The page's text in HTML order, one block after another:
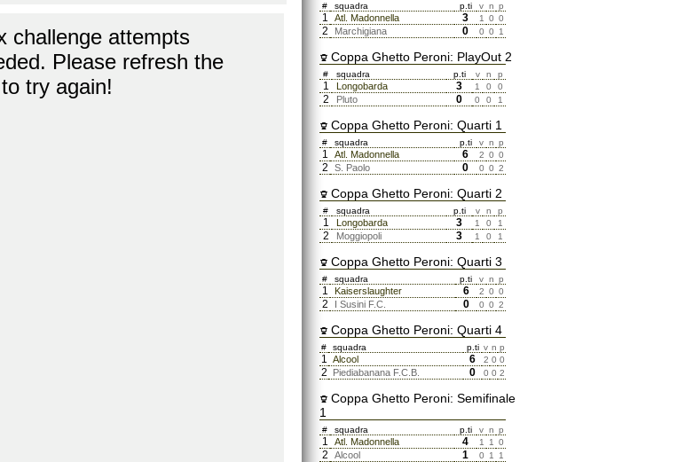
# squadra p.ti v n p
1 Atl. Madonnella 3 1 0 0
2 Marchigiana 0 0 0 1
Coppa Ghetto Peroni: PlayOut 2
# squadra p.ti v n p
1 Longobarda 3 1 0 0
2 Pluto 0 0 0 1
Coppa Ghetto Peroni: Quarti 1
# squadra p.ti v n p
1 Atl. Madonnella 6 2 0 0
2 S. Paolo 0 0 0 2
Coppa Ghetto Peroni: Quarti 2
# squadra p.ti v n p
1 Longobarda 3 1 0 1
2 Moggiopoli 3 1 0 1
Coppa Ghetto Peroni: Quarti 3
# squadra p.ti v n p
1 Kaiserslaughter 6 2 0 0
2 I Susini F.C. 0 0 0 2
Coppa Ghetto Peroni: Quarti 4
# squadra p.ti v n p
1 Alcool 6 2 0 0
2 Piediabanana F.C.B. 0 0 0 2
Coppa Ghetto Peroni: Semifinale
1
# squadra p.ti v n p
1 Atl. Madonnella 4 1 1 0
2 Alcool 1 0 1 1